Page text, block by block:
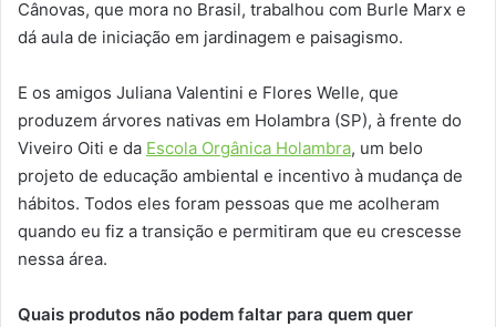
Cânovas, que mora no Brasil, trabalhou com Burle Marx e
dá aula de iniciação em jardinagem e paisagismo.
E os amigos Juliana Valentini e Flores Welle, que
produzem árvores nativas em Holambra (SP), à frente do
Viveiro Oiti e da Escola Orgânica Holambra, um belo
projeto de educação ambiental e incentivo à mudança de
hábitos. Todos eles foram pessoas que me acolheram
quando eu fiz a transição e permitiram que eu crescesse
nessa área.
Quais produtos não podem faltar para quem quer